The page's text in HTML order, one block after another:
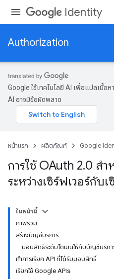
Identity
Authorization
Google ใช้เทคโนโลยี AI เพื่อแปลเนื้อ
AI อาจมีข้อผิดพลาด
หน้าแรก ผลิตภัณฑ์ Google
การใช้ OAuth 2.0 สำ
ระหว่างเซิร์ฟเวอร์กับเ
ในหน้านี้
ภาพรวม
สร้างบัญชีบริการ
มอบสิทธิ์ระดับโดเมนให้กับบัญชีบริกา
ทำการเรียก API ที่ได้รับมอบสิทธิ์
เรียกใช้ Google APIs